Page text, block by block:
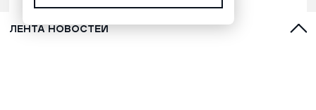
ЛЕНТА НОВОСТЕЙ